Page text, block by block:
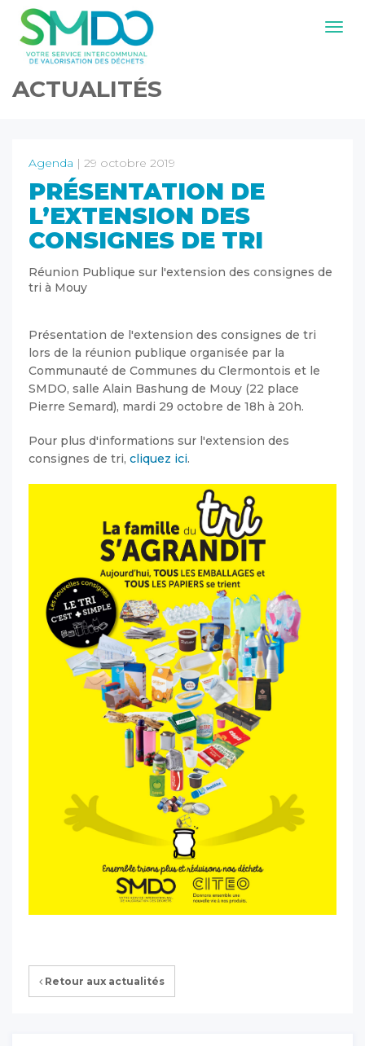
ACTUALITÉS
Agenda | 29 octobre 2019
PRÉSENTATION DE
L’EXTENSION DES
CONSIGNES DE TRI
Réunion Publique sur l'extension des consignes de
tri à Mouy
Présentation de l'extension des consignes de tri
lors de la réunion publique organisée par la
Communauté de Communes du Clermontois et le
SMDO, salle Alain Bashung de Mouy (22 place
Pierre Semard), mardi 29 octobre de 18h à 20h.
Pour plus d'informations sur l'extension des
consignes de tri, cliquez ici.
Retour aux actualités